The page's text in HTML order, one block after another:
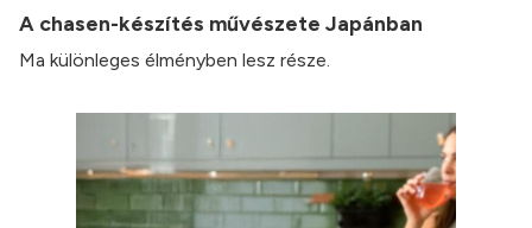
A chasen-készítés művészete Japánban
Ma különleges élményben lesz része.